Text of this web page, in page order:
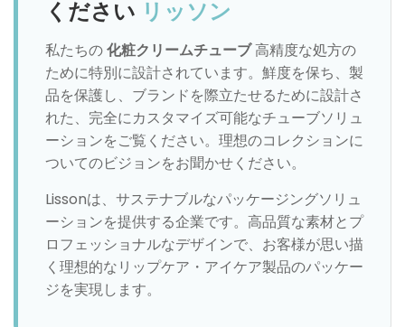
ください リッソン
私たちの化粧クリームチューブ高精度な処方の
ために特別に設計されています。鮮度を保ち、製
品を保護し、ブランドを際立たせるために設計さ
れた、完全にカスタマイズ可能なチューブソリュ
ーションをご覧ください。理想のコレクションに
ついてのビジョンをお聞かせください。
Lissonは、サステナブルなパッケージングソリュ
ーションを提供する企業です。高品質な素材とプ
ロフェッショナルなデザインで、お客様が思い描
く理想的なリップケア・アイケア製品のパッケー
ジを実現します。